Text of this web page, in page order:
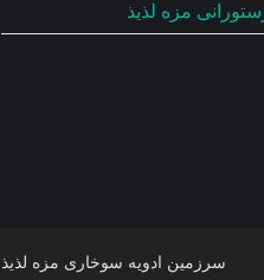
سرزمین ادویه سوخاری مزه لذیذ